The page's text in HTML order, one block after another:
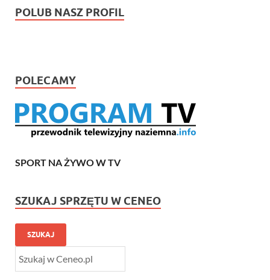
POLUB NASZ PROFIL
POLECAMY
SPORT NA ŻYWO W TV
SZUKAJ SPRZĘTU W CENEO
SZUKAJ